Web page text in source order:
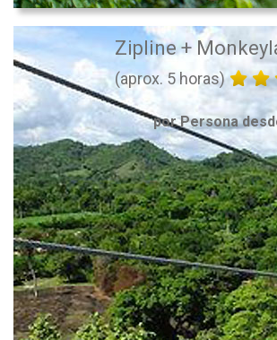
Zipline +
(aprox. 5 horas)
por Persona